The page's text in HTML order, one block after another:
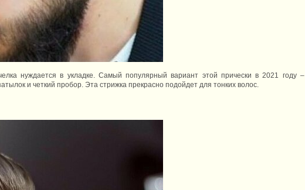
нуждается в укладке. Самый популярный вариант этой прически в 2021 году –
и четкий пробор. Эта стрижка прекрасно подойдет для тонких волос.